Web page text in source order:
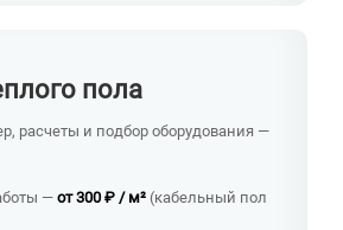
пола
расчеты и подбор оборудования —
—от 300 ₽ / м² (кабельный пол